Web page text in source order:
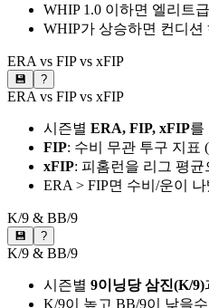
WHIP 1.0 이하면 엘리트급
WHIP가 상승하면 컨디션
ERA vs FIP vs xFIP
💾 ?
ERA vs FIP vs xFIP
시즌별 ERA, FIP, xFIP를
FIP: 수비 무관 투구 지표
xFIP: 피홈런을 리그 평
ERA > FIP면 수비/운이
K/9 & BB/9
💾 ?
K/9 & BB/9
시즌별 9이닝당 삼진(K/9)
K/9이 높고 BB/9이 낮을